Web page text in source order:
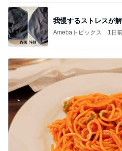
我慢するストレスが
Amebaトピックス 1日